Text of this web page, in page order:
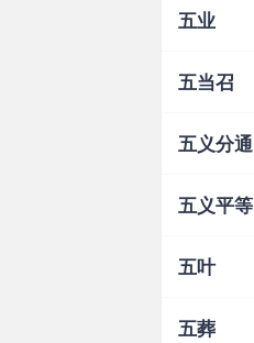
五业
五当召
五义分通
五义平等
五叶
五葬